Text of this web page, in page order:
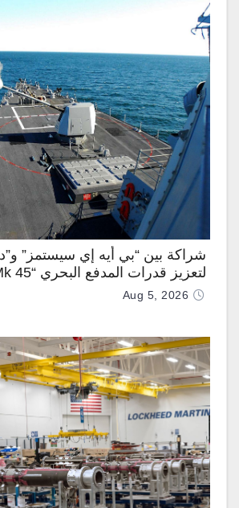
شراكة بين “بي أيه إي سيستمز”
موجهة وصواريخ “IRIS-T”
Aug 5, 2026